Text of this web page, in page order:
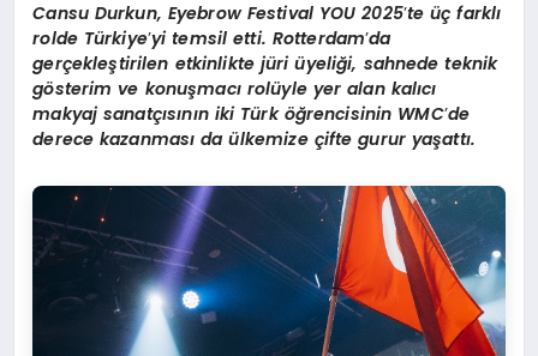
Cansu Durkun, Eyebrow Festival YOU 2025’te üç farklı
rolde Türkiye’yi temsil etti. Rotterdam’da
gerçekleştirilen etkinlikte jüri üyeliği, sahnede teknik
gösterim ve konuşmacı rolüyle yer alan kalıcı
makyaj sanatçısının iki Türk öğrencisinin WMC’de
derece kazanmasıdaülkemize çifte gurur yaşattı.